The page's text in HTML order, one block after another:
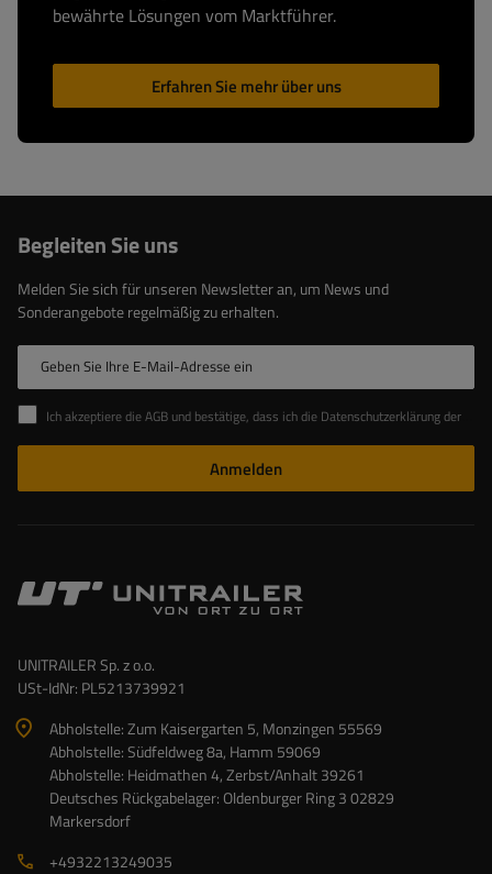
bewährte Lösungen vom Marktführer.
Erfahren Sie mehr über uns
Begleiten Sie uns
Melden Sie sich für unseren Newsletter an, um News und
Sonderangebote regelmäßig zu erhalten.
Geben Sie Ihre E-Mail-Adresse ein
Ich akzeptiere die AGB und bestätige, dass ich die Datenschutzerklärung der Website zur Kenntnis genommen habe
Anmelden
UNITRAILER Sp. z o.o.
USt-IdNr: PL5213739921
Abholstelle: Zum Kaisergarten 5, Monzingen 55569
Abholstelle: Südfeldweg 8a, Hamm 59069
Abholstelle: Heidmathen 4, Zerbst/Anhalt 39261
Deutsches Rückgabelager: Oldenburger Ring 3 02829
Markersdorf
+4932213249035